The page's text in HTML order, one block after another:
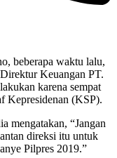
beberapa waktu lalu,
Keuangan PT.
karena sempat
Kepresidenan (KSP).
mengatakan, “Jangan
direksi itu untuk
Pilpres 2019.”